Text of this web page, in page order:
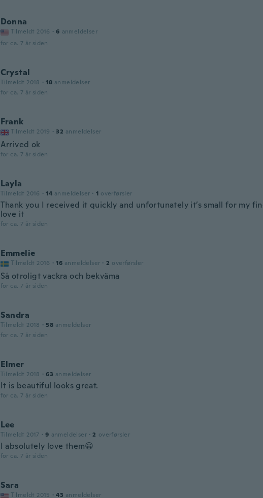
Donna
Tilmeldt 2016 · 6 anmeldelser
for ca. 7 år siden
Crystal
Tilmeldt 2018 · 18 anmeldelser
for ca. 7 år siden
Frank
Tilmeldt 2019 · 32 anmeldelser
Arrived ok
for ca. 7 år siden
Layla
Tilmeldt 2016 · 14 anmeldelser · 1 overførsler
Thank you I received it quickly and unfortunately it’s small for my
love it
for ca. 7 år siden
Emmelie
Tilmeldt 2016 · 16 anmeldelser · 2 overførsler
Så otroligt vackra och bekväma
for ca. 7 år siden
Sandra
Tilmeldt 2018 · 58 anmeldelser
for ca. 7 år siden
Elmer
Tilmeldt 2018 · 63 anmeldelser
It is beautiful looks great.
for ca. 7 år siden
Lee
Tilmeldt 2017 · 9 anmeldelser · 2 overførsler
I absolutely love them😀
for ca. 7 år siden
Sara
Tilmeldt 2015 · 43 anmeldelser